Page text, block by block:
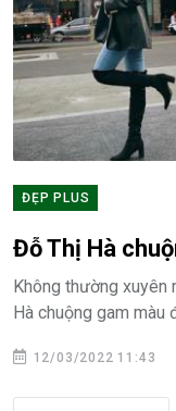
ĐẸP PLUS
Đỗ Thị Hà
Không thường xuyên
Hà chuộng gam màu
12/03/2022 11:43